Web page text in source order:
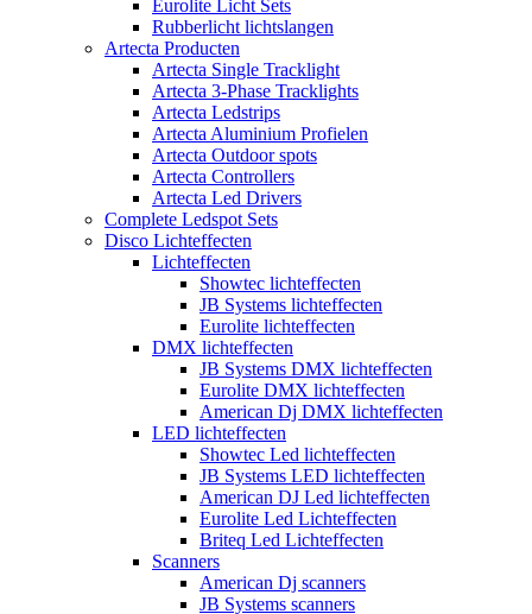
Eurolite Licht Sets
Rubberlicht lichtslangen
Artecta Producten
Artecta Single Tracklight
Artecta 3-Phase Tracklights
Artecta Ledstrips
Artecta Aluminium Profielen
Artecta Outdoor spots
Artecta Controllers
Artecta Led Drivers
Complete Ledspot Sets
Disco Lichteffecten
Lichteffecten
Showtec lichteffecten
JB Systems lichteffecten
Eurolite lichteffecten
DMX lichteffecten
JB Systems DMX lichteffecten
Eurolite DMX lichteffecten
American Dj DMX lichteffecten
LED lichteffecten
Showtec Led lichteffecten
JB Systems LED lichteffecten
American DJ Led lichteffecten
Eurolite Led Lichteffecten
Briteq Led Lichteffecten
Scanners
American Dj scanners
JB Systems scanners